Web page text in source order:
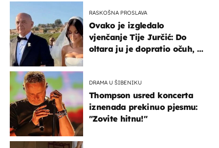
RASKOŠNA PROSLAVA
Ovako je izgledalo
vjenčanje Tije Jurčić: Do
oltara ju je dopratio očuh, a
DRAMA U ŠIBENIKU
Thompson usred koncerta
iznenada prekinuo pjesmu:
"Zovite hitnu!"